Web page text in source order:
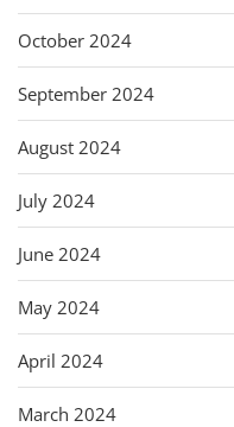
October 2024
September 2024
August 2024
July 2024
June 2024
May 2024
April 2024
March 2024